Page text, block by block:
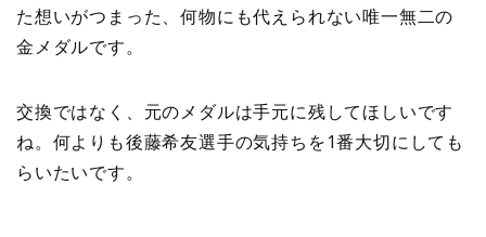
た想いがつまった、何物にも代えられない唯一無二の
金メダルです。
交換ではなく、元のメダルは手元に残してほしいです
ね。何よりも後藤希友選手の気持ちを1番大切にしても
らいたいです。